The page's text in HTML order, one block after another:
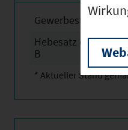
Hebesatz der
B
* Aktueller Stand